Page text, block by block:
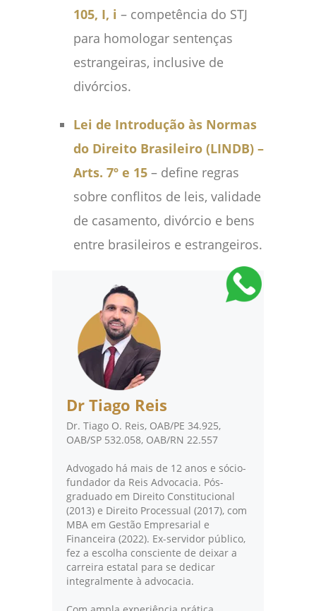
105, I, i – competência do STJ
para homologar sentenças
estrangeiras, inclusive de
divórcios.
Lei de Introdução às Normas
do Direito Brasileiro (LINDB) –
Arts. 7º e 15 – define regras
sobre conflitos de leis, validade
de casamento, divórcio e bens
entre brasileiros e estrangeiros.
Dr Tiago Reis
Dr. Tiago O. Reis, OAB/PE 34.925,
OAB/SP 532.058, OAB/RN 22.557
Advogado há mais de 12 anos e sócio-
fundador da Reis Advocacia. Pós-
graduado em Direito Constitucional
(2013) e Direito Processual (2017), com
MBA em Gestão Empresarial e
Financeira (2022). Ex-servidor público,
fez a escolha consciente de deixar a
carreira estatal para se dedicar
integralmente à advocacia.